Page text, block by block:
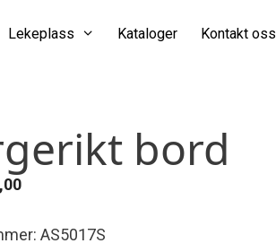
Lekeplass Kataloger Kontakt oss
bord
AS5017S